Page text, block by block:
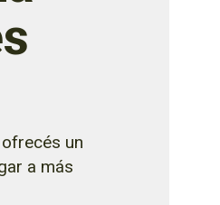
un
a más